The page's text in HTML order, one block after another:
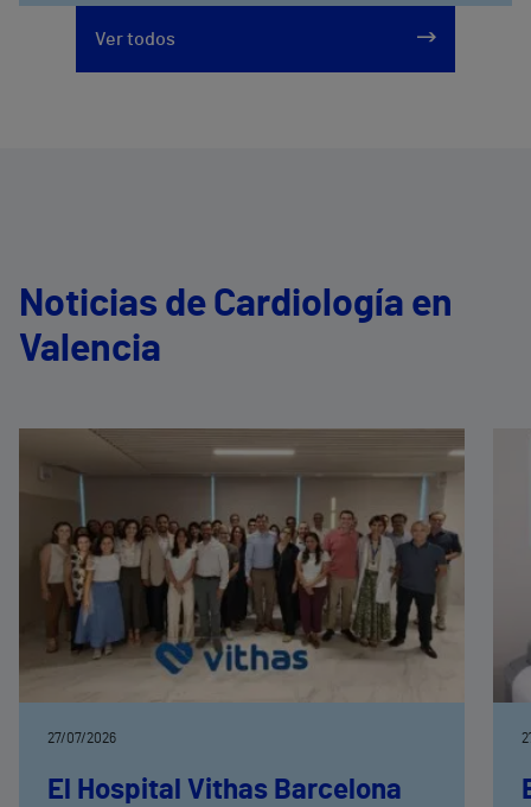
Ver todos
Noticias de Cardiología en
Valencia
27/07/2026
El Hospital Vithas Barcelona